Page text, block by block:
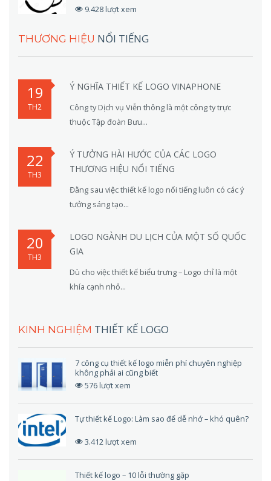
9.428 lượt xem
THƯƠNG HIỆU NỔI TIẾNG
19
TH2
Ý NGHĨA THIẾT KẾ LOGO VINAPHONE
Công ty Dịch vụ Viễn thông là một công ty trực
thuộc Tập đoàn Bưu...
22
TH3
Ý TƯỞNG HÀI HƯỚC CỦA CÁC LOGO
THƯƠNG HIỆU NỔI TIẾNG
Đằng sau việc thiết kế logo nổi tiếng luôn có các ý
tưởng sáng tạo...
20
TH3
LOGO NGÀNH DU LỊCH CỦA MỘT SỐ QUỐC
GIA
Dù cho việc thiết kế biểu trưng – Logo chỉ là một
khía cạnh nhỏ...
KINH NGHIỆM THIẾT KẾ LOGO
7 công cụ thiết kế logo miễn phí chuyên nghiệp
không phải ai cũng biết
576 lượt xem
Tự thiết kế Logo: Làm sao để dễ nhớ – khó quên?
3.412 lượt xem
Thiết kế logo – 10 lỗi thường gặp